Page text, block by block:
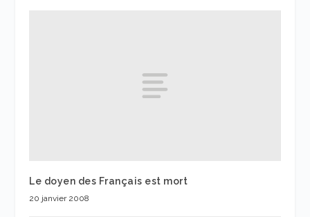
Le doyen des Français est mort
20 janvier 2008